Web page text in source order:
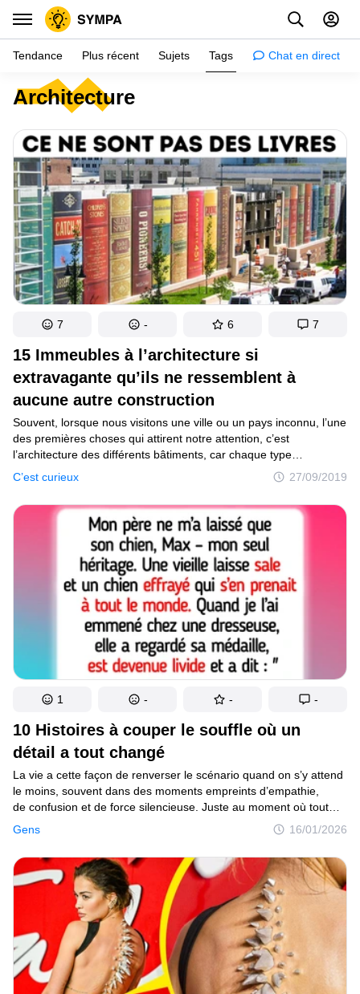
Architecture
15 Immeubles à l’architecture si
extravagante qu’ils ne ressemblent à
aucune autre construction
C’est curieux 27/09/2019
Souvent, lorsque nous visitons une ville ou un pays inconnu, l’une
des premières choses qui attirent notre attention, c’est
l’architecture des différents bâtiments, car chaque type
de construction fait partie intégrante de la culture locale du lieu
que nous visitons. Et cela est d’autant plus frappant lorsque, surgi
de nulle part, un étrange bâtiment à l’architecture totalement folle
nous surprend. Effectivement, au lieu de construire des
immeubles classiques avec quatre faces et un toit, certains
artistes de l’architecture n’hésitent pas à laisser parler leur
créativité afin de laisser une empreinte pour le moins visible,
et dont tout le monde se souviendra.
7 - 6 7
10 Histoires à couper le souffle où un
détail a tout changé
Gens 16/01/2026
La vie a cette façon de renverser le scénario quand on s’y attend
le moins, souvent dans des moments empreints d’empathie,
de confusion et de force silencieuse. Juste au moment où tout
paraît familier, un tournant inattendu peut transformer notre
regard sur les gens, les relations, ou sur nous-mêmes.
1 - - -
Tendance Plus récent Sujets Tags Chat en direct
Inspiration
Psychologie
Conseils
Filles
Couple
Histoires
Éducation
Maison
Bien-être
Photographie
C’est curieux
Endroits
Humour
Auteurs
Règles éditoriales
Contacte la rédaction
Politique de confidentialité
Politique de droit d'auteur